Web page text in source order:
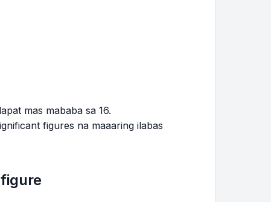
mas mababa sa 16.
figures na maaaring ilabas